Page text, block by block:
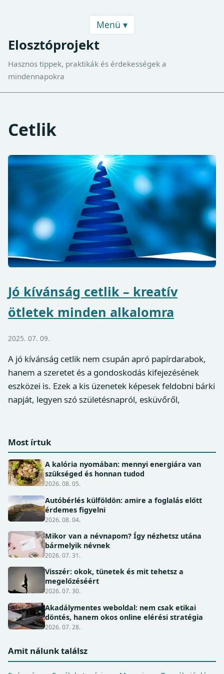
Menü ▾
Elosztóprojekt
Hasznos tippek, praktikák és érdekességek a
mindennapokra
Cetlik
Jó kívánság cetlik – kreatív
ötletek minden alkalomra
2025. 07. 09.
A jó kívánság cetlik nem csupán apró papírdarabok,
hanem a szeretet és a gondoskodás kifejezésének
eszközei is. Ezek a kis üzenetek képesek feldobni bárki
napját, legyen szó születésnapról, esküvőről,
Most írtuk
A kalória nyomában: mennyi energiára van
szükséged és honnan tudod
2026. 08. 05.
Autóbérlés külföldön: amire a foglalás előtt
érdemes figyelni
2026. 08. 04.
Mikor van a névnapom? Így nézhetsz utána
bármelyik névnek
2026. 07. 31.
Visszér: okok, tünetek és mit tehetsz a
megelőzéséért
2026. 07. 30.
Akadálymentes weboldal: nem csak etikai
döntés, hanem okos online elérési stratégia
2026. 07. 28.
Amit nálunk találsz